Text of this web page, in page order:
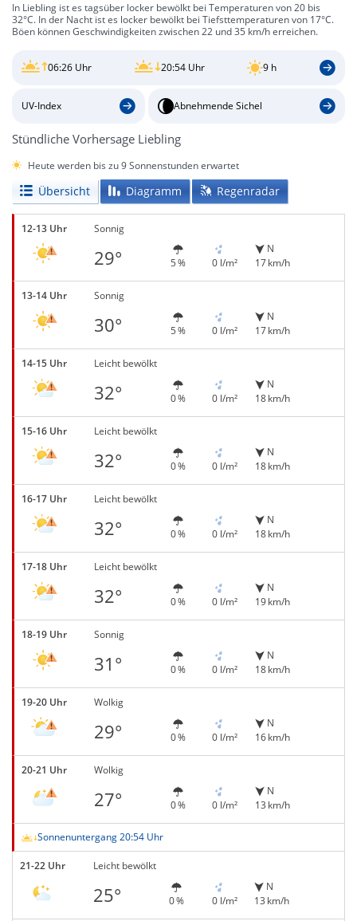
In Liebling ist es tagsüber locker bewölkt bei Temperaturen von 20 bis
32°C. In der Nacht ist es locker bewölkt bei Tiefsttemperaturen von 17°C.
Böen können Geschwindigkeiten zwischen 22 und 35 km/h erreichen.
06:26 Uhr 20:54 Uhr 9 h
UV-Index Abnehmende Sichel
Stündliche Vorhersage Liebling
Heute werden bis zu 9 Sonnenstunden erwartet
Übersicht Diagramm Regenradar
12-13 Uhr Sonnig
29° 5 % 0 l/m²
N
17 km/h
13-14 Uhr Sonnig
30° 5 % 0 l/m²
N
17 km/h
14-15 Uhr Leicht bewölkt
32° 0 % 0 l/m²
N
18 km/h
15-16 Uhr Leicht bewölkt
32° 0 % 0 l/m²
N
18 km/h
16-17 Uhr Leicht bewölkt
32° 0 % 0 l/m²
N
18 km/h
17-18 Uhr Leicht bewölkt
32° 0 % 0 l/m²
N
19 km/h
18-19 Uhr Sonnig
31° 0 % 0 l/m²
N
18 km/h
19-20 Uhr Wolkig
29° 0 % 0 l/m²
N
16 km/h
20-21 Uhr Wolkig
27° 0 % 0 l/m²
N
13 km/h
Sonnenuntergang 20:54 Uhr
21-22 Uhr Leicht bewölkt
25° 0 % 0 l/m²
N
13 km/h